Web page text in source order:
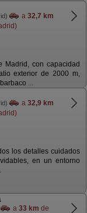
a 32,7 km
con capacidad
exterior de 2000 m,
...
a 32,9 km
los detalles cuidados
en un entorno
a 33 km de